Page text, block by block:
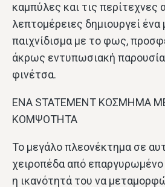
καμπύλες και τις περίτεχνες
λεπτομέρειες δημιουργεί ένα
παιχνίδισμα με το φως,
άκρως εντυπωσιακή
φινέτσα.
ΕΝΑ STATEMENT ΚΟΣΜΗΜΑ
ΚΟΜΨΟΤΗΤΑ
Το μεγάλο πλεονέκτημα σε
χειροπέδα από επαργυρωμένο
η ικανότητά του να